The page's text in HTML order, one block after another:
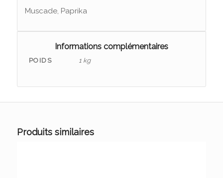
Muscade, Paprika
Informations complémentaires
POIDS 1 kg
Produits similaires